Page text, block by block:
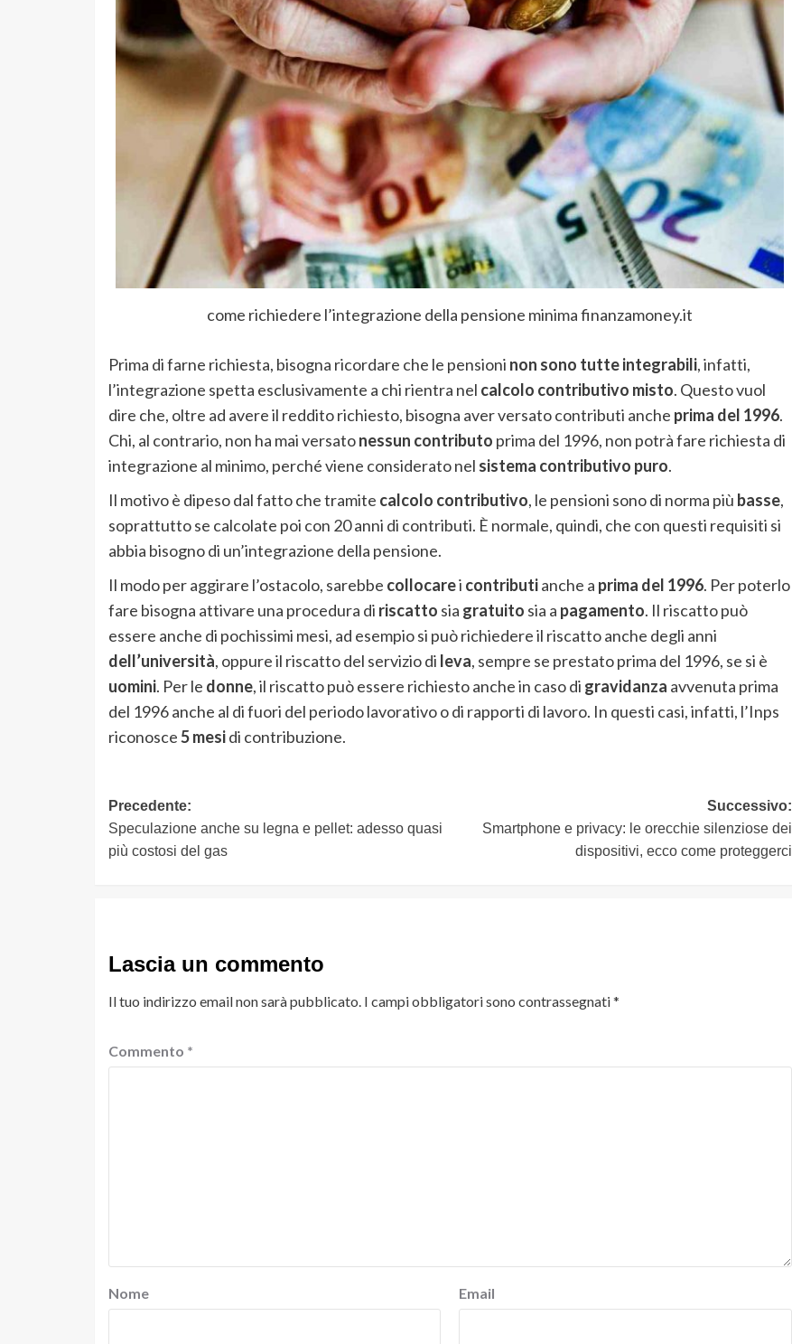
come richiedere l’integrazione della pensione minima finanzamoney.it
Prima di farne richiesta, bisogna ricordare che le pensioni non sono tutte integrabili, infatti,
l’integrazione spetta esclusivamente a chi rientra nel calcolo contributivo misto. Questo vuol
dire che, oltre ad avere il reddito richiesto, bisogna aver versato contributi anche prima del 1996.
Chi, al contrario, non ha mai versatonessun contributo prima del 1996, non potrà fare richiesta di
integrazione al minimo, perché viene considerato nel sistema contributivo puro.
Il motivo è dipeso dal fatto che tramite calcolo contributivo, le pensioni sono di norma più basse,
soprattutto se calcolate poi con 20 anni di contributi. È normale, quindi, che con questi requisiti si
abbia bisogno di un’integrazione della pensione.
Il modo per aggirare l’ostacolo, sarebbe collocarei contributianche a prima del 1996. Per poterlo
fare bisogna attivare una procedura di riscatto sia gratuito sia a pagamento. Il riscatto può
essere anche di pochissimi mesi, ad esempio si può richiedere il riscatto anche degli anni
dell’università, oppure il riscatto del servizio di leva, sempre se prestato prima del 1996, se si è
uomini. Per le donne, il riscatto può essere richiesto anche in caso di gravidanza avvenuta prima
del 1996 anche al di fuori del periodo lavorativo o di rapporti di lavoro. In questi casi, infatti, l’Inps
riconosce5 mesidi contribuzione.
Navigazione
articolo
Precedente:
Speculazione anche su legna e pellet: adesso quasi
più costosi del gas
Successivo:
Smartphone e privacy: le orecchie silenziose dei
dispositivi, ecco come proteggerci
Lascia un commento
Il tuo indirizzo email non sarà pubblicato. I campi obbligatori sono contrassegnati*
Commento *
Nome Email